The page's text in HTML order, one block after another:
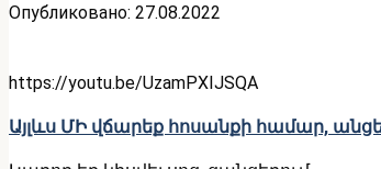
Опубликовано: 27.08.2022
https://youtu.be/UzamPXIJSQA
Այլևս ՄԻ վճարեք հոսանքի համար,